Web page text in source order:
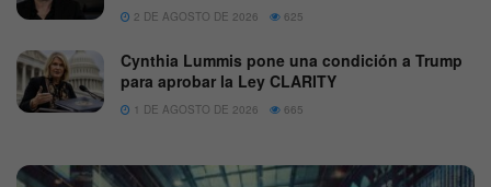
2 DE AGOSTO DE 2026 625
Cynthia Lummis pone una condición a Trump
para aprobar la Ley CLARITY
1 DE AGOSTO DE 2026 665